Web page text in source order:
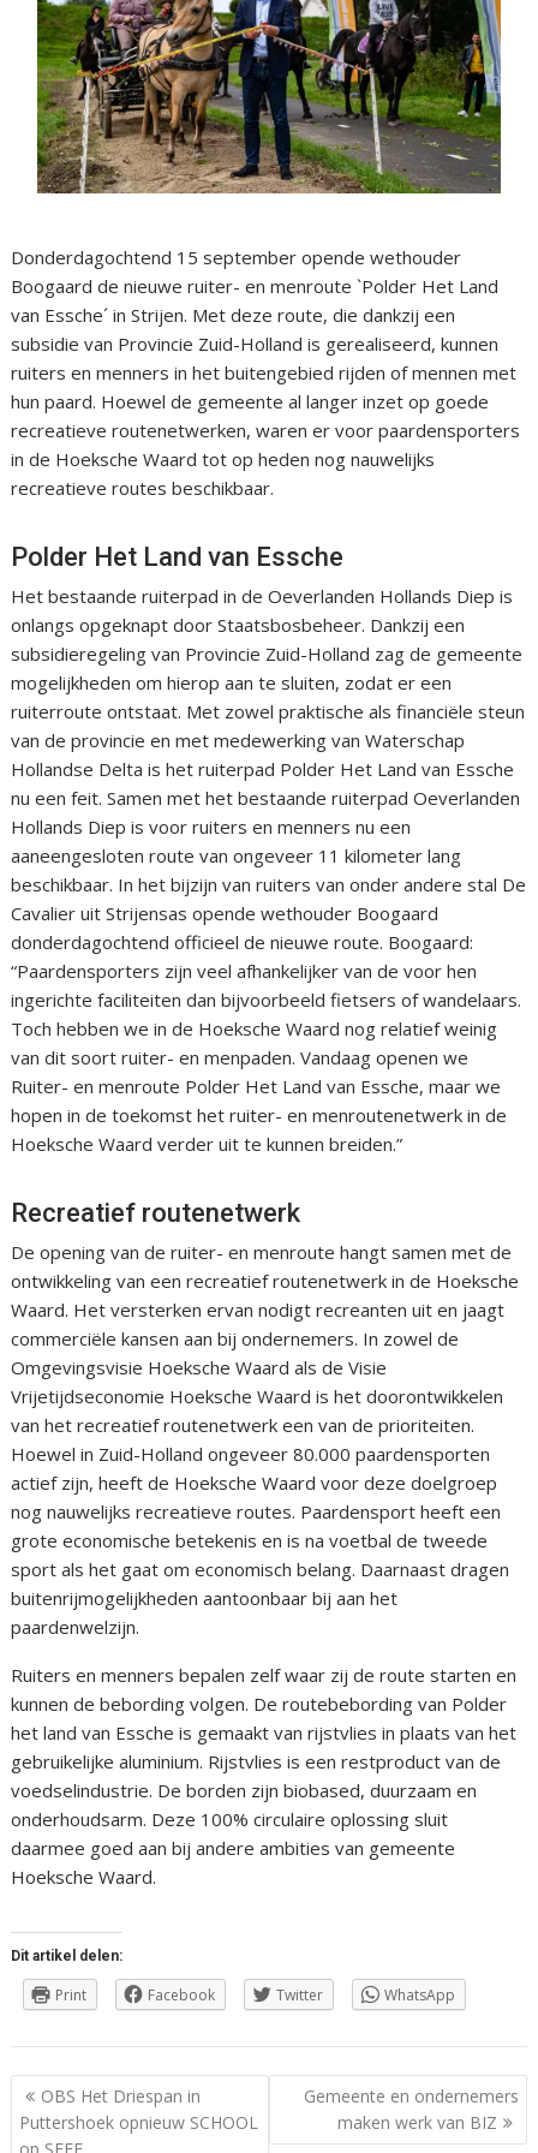
Donderdagochtend 15 september opende wethouder
Boogaard de nieuwe ruiter- en menroute `Polder Het Land
van Essche´ in Strijen. Met deze route, die dankzij een
subsidie van Provincie Zuid-Holland is gerealiseerd, kunnen
ruiters en menners in het buitengebied rijden of mennen met
hun paard. Hoewel de gemeente al langer inzet op goede
recreatieve routenetwerken, waren er voor paardensporters
in de Hoeksche Waard tot op heden nog nauwelijks
recreatieve routes beschikbaar.
Polder Het Land van Essche
Het bestaande ruiterpad in de Oeverlanden Hollands Diep is
onlangs opgeknapt door Staatsbosbeheer. Dankzij een
subsidieregeling van Provincie Zuid-Holland zag de gemeente
mogelijkheden om hierop aan te sluiten, zodat er een
ruiterroute ontstaat. Met zowel praktische als financiële steun
van de provincie en met medewerking van Waterschap
Hollandse Delta is het ruiterpad Polder Het Land van Essche
nu een feit. Samen met het bestaande ruiterpad Oeverlanden
Hollands Diep is voor ruiters en menners nu een
aaneengesloten route van ongeveer 11 kilometer lang
beschikbaar. In het bijzijn van ruiters van onder andere stal De
Cavalier uit Strijensas opende wethouder Boogaard
donderdagochtend officieel de nieuwe route. Boogaard:
“Paardensporters zijn veel afhankelijker van de voor hen
ingerichte faciliteiten dan bijvoorbeeld fietsers of wandelaars.
Toch hebben we in de Hoeksche Waard nog relatief weinig
van dit soort ruiter- en menpaden. Vandaag openen we
Ruiter- en menroute Polder Het Land van Essche, maar we
hopen in de toekomst het ruiter- en menroutenetwerk in de
Hoeksche Waard verder uit te kunnen breiden.”
Recreatief routenetwerk
De opening van de ruiter- en menroute hangt samen met de
ontwikkeling van een recreatief routenetwerk in de Hoeksche
Waard. Het versterken ervan nodigt recreanten uit en jaagt
commerciële kansen aan bij ondernemers. In zowel de
Omgevingsvisie Hoeksche Waard als de Visie
Vrijetijdseconomie Hoeksche Waard is het doorontwikkelen
van het recreatief routenetwerk een van de prioriteiten.
Hoewel in Zuid-Holland ongeveer 80.000 paardensporten
actief zijn, heeft de Hoeksche Waard voor deze doelgroep
nog nauwelijks recreatieve routes. Paardensport heeft een
grote economische betekenis en is na voetbal de tweede
sport als het gaat om economisch belang. Daarnaast dragen
buitenrijmogelijkheden aantoonbaar bij aan het
paardenwelzijn.
Ruiters en menners bepalen zelf waar zij de route starten en
kunnen de bebording volgen. De routebebording van Polder
het land van Essche is gemaakt van rijstvlies in plaats van het
gebruikelijke aluminium. Rijstvlies is een restproduct van de
voedselindustrie. De borden zijn biobased, duurzaam en
onderhoudsarm. Deze 100% circulaire oplossing sluit
daarmee goed aan bij andere ambities van gemeente
Hoeksche Waard.
Dit artikel delen:
Print Facebook Twitter WhatsApp
Berichtnavigatie
OBS Het Driespan in
Puttershoek opnieuw SCHOOL
op SEEF
Gemeente en ondernemers
maken werk van BIZ